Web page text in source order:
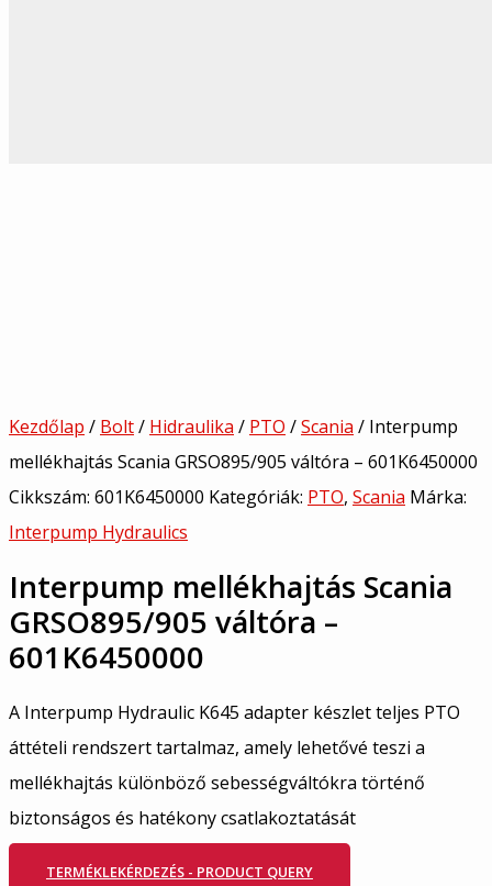
Kezdőlap / Bolt/ Hidraulika / PTO /Scania / Interpump
mellékhajtás Scania GRSO895/905 váltóra – 601K6450000
Cikkszám: 601K6450000 Kategóriák: PTO, Scania Márka:
Interpump Hydraulics
Interpump mellékhajtás Scania
GRSO895/905 váltóra –
601K6450000
A Interpump Hydraulic K645 adapter készlet teljes PTO
áttételi rendszert tartalmaz, amely lehetővé teszi a
mellékhajtás különböző sebességváltókra történő
biztonságos és hatékony csatlakoztatását
TERMÉKLEKÉRDEZÉS - PRODUCT QUERY